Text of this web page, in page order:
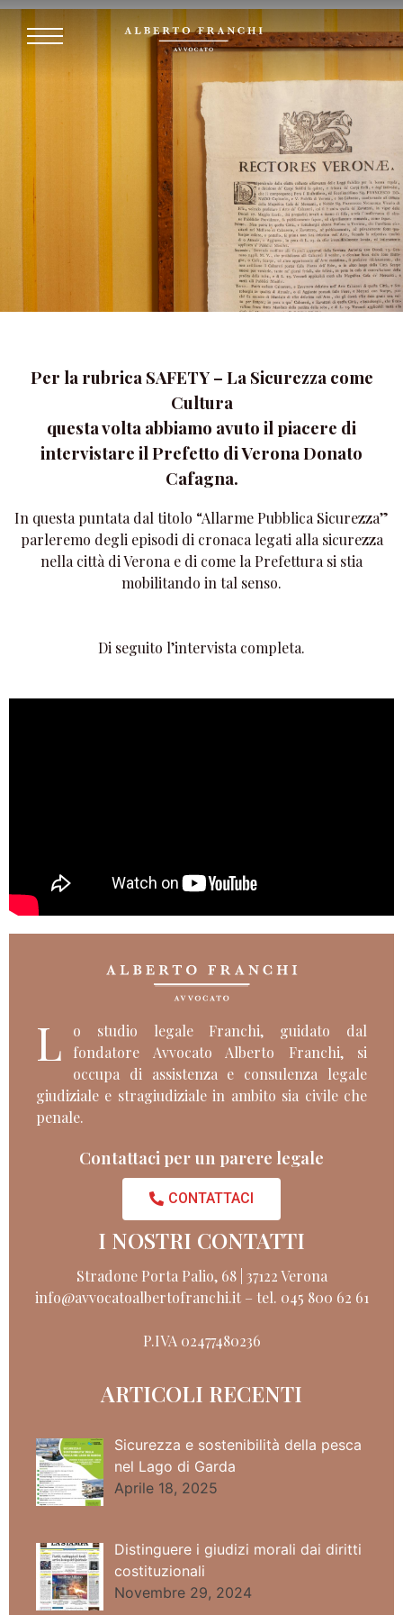
Per la rubrica SAFETY – La Sicurezza come
Cultura
questa volta abbiamo avuto il piacere di
intervistare il Prefetto di Verona Donato
Cafagna.
In questa puntata dal titolo “Allarme Pubblica Sicurezza”
parleremo degli episodi di cronaca legati alla sicurezza
nella città di Verona e di come la Prefettura si stia
mobilitando in tal senso.
Di seguito l’intervista completa.
L
o studio legale Franchi, guidato dal
fondatore Avvocato Alberto Franchi, si
occupa di assistenza e consulenza legale
giudiziale e stragiudiziale in ambito sia civile che
penale.
Contattaci per un parere legale
CONTATTACI
I NOSTRI CONTATTI
Stradone Porta Palio, 68 | 37122 Verona
info@avvocatoalbertofranchi.it– tel. 045 800 62 61
P.IVA 02477480236
ARTICOLI RECENTI
Sicurezza e sostenibilità della pesca
nel Lago di Garda
Aprile 18, 2025
Distinguere i giudizi morali dai diritti
costituzionali
Novembre 29, 2024